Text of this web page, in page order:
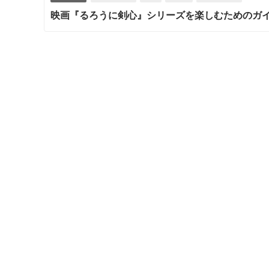
映画『るろうに剣心』シリーズを楽しむためのガ